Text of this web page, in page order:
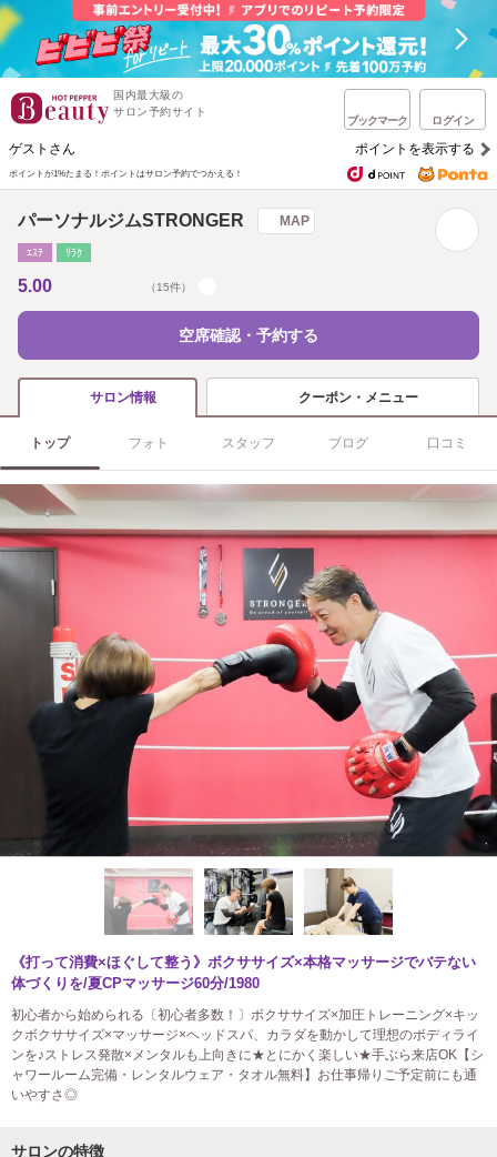
国内最大級の
サロン予約サイト
ブックマーク ログイン
ゲストさん ポイントを表示する
ポイントが1%たまる！ ポイントはサロン予約でつかえる！
パーソナルジムSTRONGER MAP
ｴｽﾃ ﾘﾗｸ
5.00 （15件）
空席確認・予約する
サロン情報 クーポン・メニュー
トップ フォト スタッフ ブログ 口コミ
《打って消費×ほぐして整う》ボクササイズ×本格マッサージでバテない
体づくりを/夏CPマッサージ60分/1980
初心者から始められる〔初心者多数！〕ボクササイズ×加圧トレーニング×キッ
クボクササイズ×マッサージ×ヘッドスパ、カラダを動かして理想のボディライ
ンを♪ストレス発散×メンタルも上向きに★とにかく楽しい★手ぶら来店OK【シ
ャワールーム完備・レンタルウェア・タオル無料】お仕事帰りご予定前にも通
いやすさ◎
サロンの特徴